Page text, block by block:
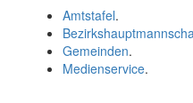
Amtstafel.
Gemeinden.
Medienservice.